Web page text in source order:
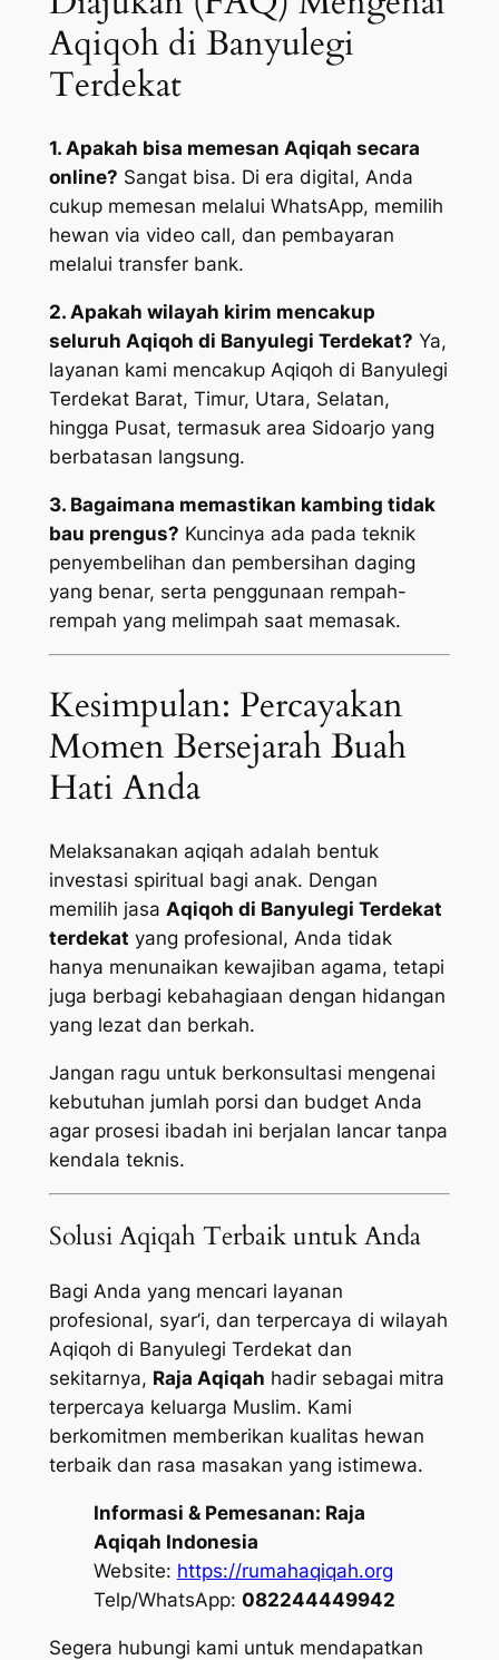
Aqiqoh di Banyulegi
Terdekat
1. Apakah bisa memesan Aqiqah secara
online? Sangat bisa. Di era digital, Anda
cukup memesan melalui WhatsApp, memilih
hewan via video call, dan pembayaran
melalui transfer bank.
2. Apakah wilayah kirim mencakup
seluruh Aqiqoh di Banyulegi Terdekat? Ya,
layanan kami mencakup Aqiqoh di Banyulegi
Terdekat Barat, Timur, Utara, Selatan,
hingga Pusat, termasuk area Sidoarjo yang
berbatasan langsung.
3. Bagaimana memastikan kambing tidak
bau prengus? Kuncinya ada pada teknik
penyembelihan dan pembersihan daging
yang benar, serta penggunaan rempah-
rempah yang melimpah saat memasak.
Kesimpulan: Percayakan
Momen Bersejarah Buah
Hati Anda
Melaksanakan aqiqah adalah bentuk
investasi spiritual bagi anak. Dengan
memilih jasa Aqiqoh di Banyulegi Terdekat
terdekat yang profesional, Anda tidak
hanya menunaikan kewajiban agama, tetapi
juga berbagi kebahagiaan dengan hidangan
yang lezat dan berkah.
Jangan ragu untuk berkonsultasi mengenai
kebutuhan jumlah porsi dan budget Anda
agar prosesi ibadah ini berjalan lancar tanpa
kendala teknis.
Solusi Aqiqah Terbaik untuk Anda
Bagi Anda yang mencari layanan
profesional, syar’i, dan terpercaya di wilayah
Aqiqoh di Banyulegi Terdekat dan
sekitarnya, Raja Aqiqah hadir sebagai mitra
terpercaya keluarga Muslim. Kami
berkomitmen memberikan kualitas hewan
terbaik dan rasa masakan yang istimewa.
Informasi & Pemesanan: Raja
Aqiqah Indonesia
Website: https://rumahaqiqah.org
Telp/WhatsApp: 082244449942
Segera hubungi kami untuk mendapatkan